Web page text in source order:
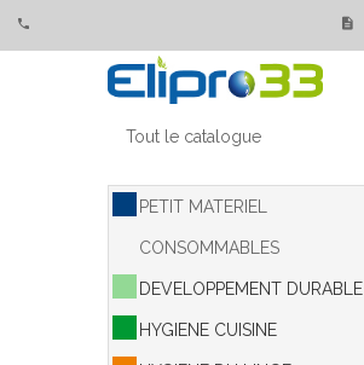
Tout le catalogue
PETIT MATERIEL
CONSOMMABLES
DEVELOPPEMENT DURABLE
HYGIENE CUISINE
Panneau de gestion des cookies